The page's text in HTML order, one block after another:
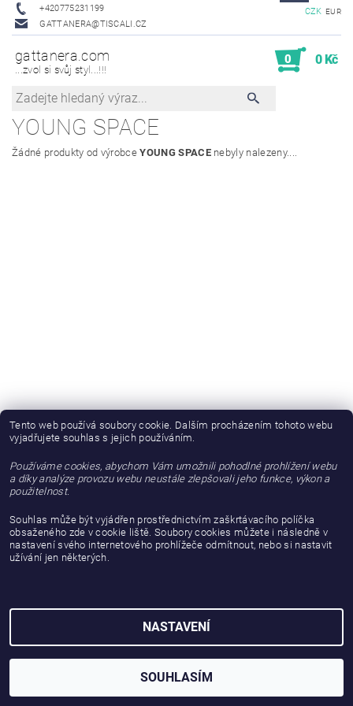
+420775231199
GATTANERA@TISCALI.CZ
CZK EUR
gattanera.com
...zvol si svůj styl...!!!
0 0 Kč
YOUNG SPACE
Žádné produkty od výrobceYOUNG SPACEnebyly nalezeny....
Tento web používá soubory cookie. Dalším procházením tohoto webu
vyjadřujete souhlas s jejich používáním.
Používáme cookies, abychom Vám umožnili pohodlné prohlížení webu
a díky analýze provozu webu neustále zlepšovali jeho funkce, výkon a
použitelnost.
Souhlas může být vyjádřen prostřednictvím zaškrtávacího políčka
obsaženého zde v cookie liště. Soubory cookies můžete i následně v
nastavení svého internetového prohlížeče odmítnout, nebo si nastavit
užívání jen některých.
NASTAVENÍ
SOUHLASÍM